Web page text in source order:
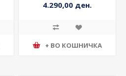
4.290,00 ден.
+ ВО КОШНИЧКА